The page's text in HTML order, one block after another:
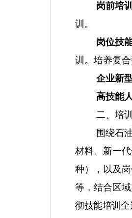
岗前培
训。
岗位技
训。培养复合
企业新
高技能
二、培
围绕石
材料、新一
种），以及
等，结合区
彻技能培训全